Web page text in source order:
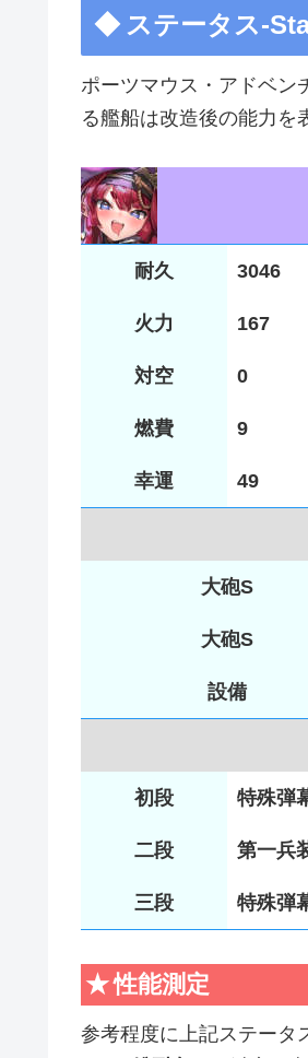
ステータス-
ポーツマウス・アドベン
る艦船は改造後の能力を
耐久 3046
火力 167
対空 0
燃費 9
幸運 49
大砲S
大砲S
設備
初段 特殊弾
二段 第一兵
三段 特殊弾
性能測定
参考程度に上記ステータ